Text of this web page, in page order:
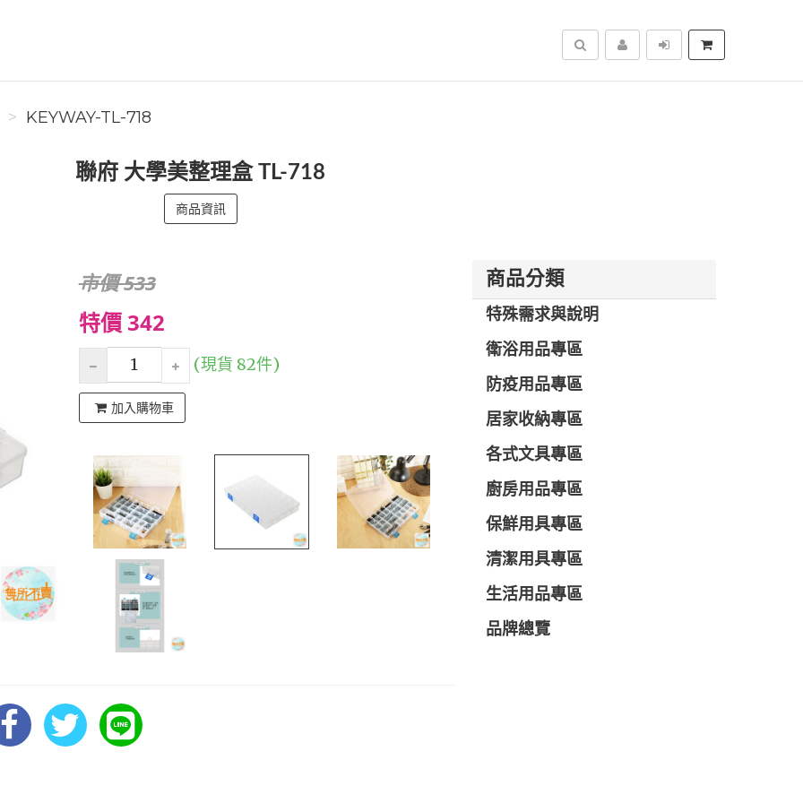
搜尋
KEYWAY-TL-718
聯府 大學美整理盒 TL-718
商品資訊
市價 533
特價 342
(現貨 82件)
加入購物車
商品分類
特殊需求與說明
衛浴用品專區
防疫用品專區
居家收納專區
各式文具專區
廚房用品專區
保鮮用具專區
清潔用具專區
生活用品專區
品牌總覽